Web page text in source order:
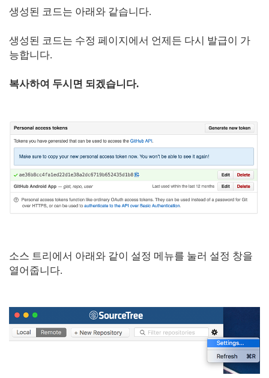
생성된 코드는 아래와 같습니다.
생성된 코드는 수정 페이지에서 언제든 다시 발급이 가
능합니다.
복사하여 두시면 되겠습니다.
소스 트리에서 아래와 같이 설정 메뉴를 눌러 설정 창을
열어줍니다.